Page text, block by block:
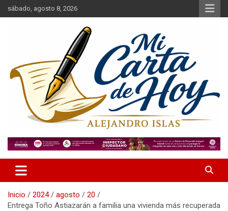
Saltar
al
sábado, agosto 8, 2026
Mi Carta de Hoy
Inicio 2024 agosto
20
Entrega Toño Astiazarán a familia una vivienda más recuperada